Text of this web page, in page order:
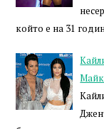
който е на 31